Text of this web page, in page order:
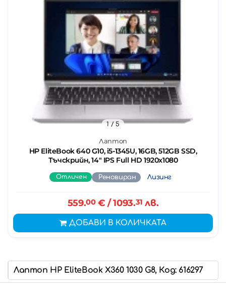
Лаптоп
HP EliteBook 640 G10, i5-1345U, 16GB, 512GB SSD,
Тъчскрийн, 14" IPS Full HD 1920x1080
1 / 5
Отличен Реновиран Лизинг
559.00€ / 1093.31 лв.
ДОБАВИ В КОЛИЧКАТА
Лаптоп HP EliteBook X360 1030 G8, Код: 616297